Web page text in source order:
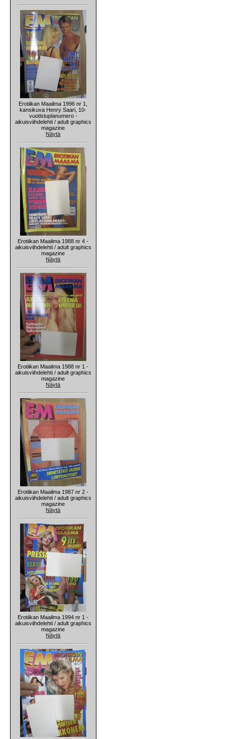
Erotiikan Maailma 1996 nr 1,
kansikuva Henry Saari, 10-
vuotistuplanumero -
aikuisviihdelehti / adult graphics
magazine
Näytä
Erotiikan Maailma 1988 nr 4 -
aikuisviihdelehti / adult graphics
magazine
Näytä
Erotiikan Maailma 1988 nr 1 -
aikuisviihdelehti / adult graphics
magazine
Näytä
Erotiikan Maailma 1987 nr 2 -
aikuisviihdelehti / adult graphics
magazine
Näytä
Erotiikan Maailma 1994 nr 1 -
aikuisviihdelehti / adult graphics
magazine
Näytä